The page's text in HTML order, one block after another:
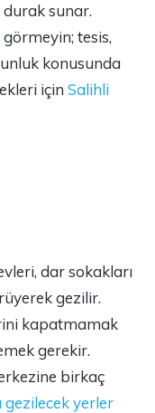
sunar.
tesis,
konusunda
için Salihli
dar sokakları
gezilir.
kapatmamak
gerekir.
birkaç
gezilecek yerler